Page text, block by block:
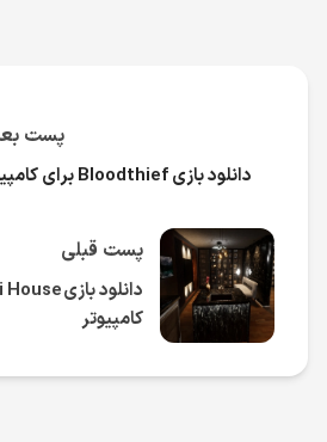
پست قبلی
کامپیوتر
پست
دانلود بازی Bloodthief برای کامپیوتر